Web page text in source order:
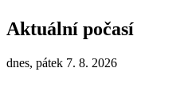
Aktuální počasí
dnes, pátek 7. 8. 2026